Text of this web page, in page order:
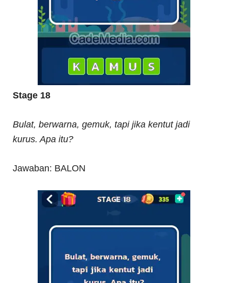
Stage 18
Bulat, berwarna, gemuk, tapi jika kentut jadi
kurus. Apa itu?
Jawaban: BALON